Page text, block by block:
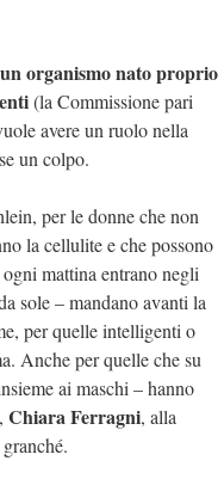
un organismo nato proprio
(la Commissione pari
avere un ruolo nella
un colpo.
per le donne che non
la cellulite e che possono
mattina entrano negli
sole – mandano avanti la
per quelle intelligenti o
Anche per quelle che su
ai maschi – hanno
Chiara Ferragni, alla